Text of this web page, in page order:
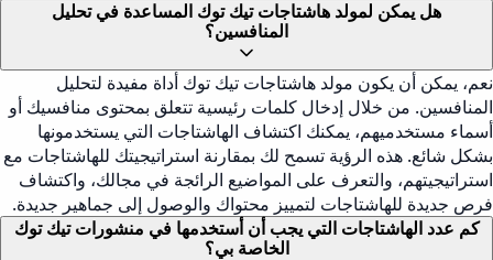
هل يمكن لمولد هاشتاجات تيك توك المساعدة في تحليل
المنافسين؟
نعم، يمكن أن يكون مولد هاشتاجات تيك توك أداة مفيدة لتحليل
المنافسين. من خلال إدخال كلمات رئيسية تتعلق بمحتوى منافسيك أو
أسماء مستخدميهم، يمكنك اكتشاف الهاشتاجات التي يستخدمونها
بشكل شائع. هذه الرؤية تسمح لك بمقارنة استراتيجيتك للهاشتاجات مع
استراتيجيتهم، والتعرف على المواضيع الرائجة في مجالك، واكتشاف
فرص جديدة للهاشتاجات لتمييز محتواك والوصول إلى جماهير جديدة.
كم عدد الهاشتاجات التي يجب أن أستخدمها في منشورات تيك توك
الخاصة بي؟